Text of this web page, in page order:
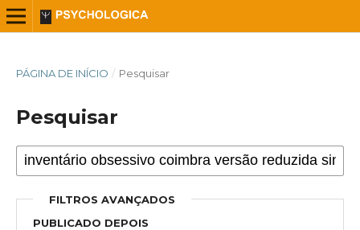
PÁGINA DE INÍCIO / Pesquisar
Pesquisar
FILTROS AVANÇADOS
PUBLICADO DEPOIS